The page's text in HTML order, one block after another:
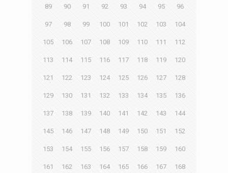
89 90 91 92 93 94 95 96
97 98 99 100 101 102 103 104
105 106 107 108 109 110 111 112
113 114 115 116 117 118 119 120
121 122 123 124 125 126 127 128
129 130 131 132 133 134 135 136
137 138 139 140 141 142 143 144
145 146 147 148 149 150 151 152
153 154 155 156 157 158 159 160
161 162 163 164 165 166 167 168